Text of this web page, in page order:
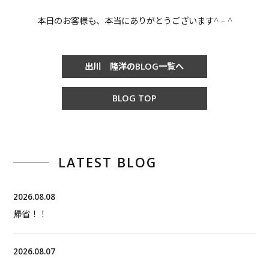
本日のお客様も、本当にありがとうございます^ – ^
出川 隆洋のBLOG一覧へ
BLOG TOP
LATEST BLOG
2026.08.08
帰省！！
2026.08.07